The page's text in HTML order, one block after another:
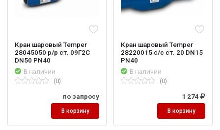
Кран шаровый Temper
28045050 р/р ст. 09Г2С
DN50 PN40
В наличии
(0)
по запросу
В корзину
Кран шаровый Temper
28220015 с/с ст. 20 DN15
PN40
В наличии
(0)
1 274
В корзину